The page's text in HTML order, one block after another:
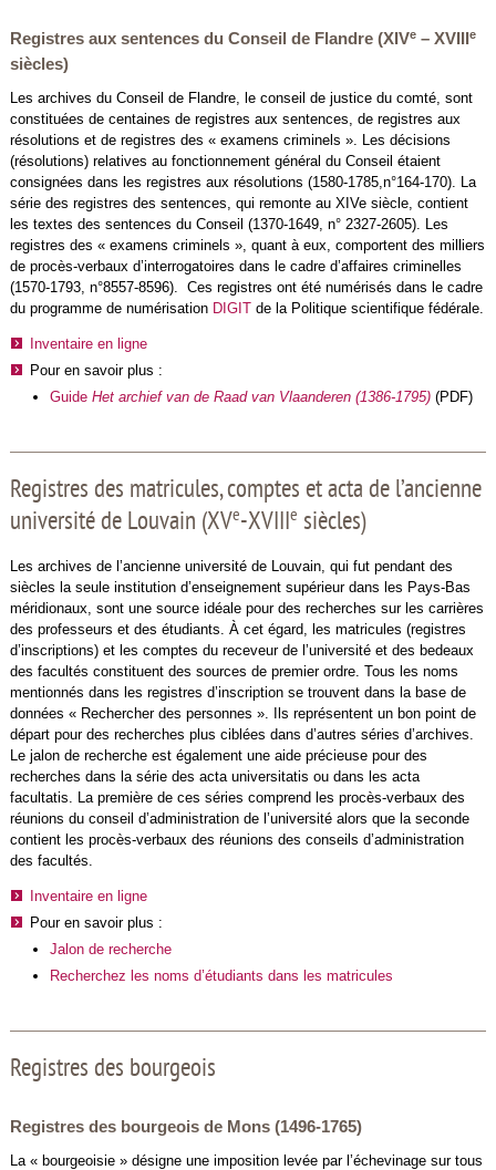
Registres aux sentences du Conseil de Flandre (XIVe– XVIIIe
siècles)
Les archives du Conseil de Flandre, le conseil de justice du comté, sont
constituées de centaines de registres aux sentences, de registres aux
résolutions et de registres des « examens criminels ». Les décisions
(résolutions) relatives au fonctionnement général du Conseil étaient
consignées dans les registres aux résolutions (1580-1785,n°164-170). La
série des registres des sentences, qui remonte au XIVe siècle, contient
les textes des sentences du Conseil (1370-1649, n° 2327-2605). Les
registres des « examens criminels », quant à eux, comportent des milliers
de procès-verbaux d’interrogatoires dans le cadre d’affaires criminelles
(1570-1793, n°8557-8596). Ces registres ont été numérisés dans le cadre
du programme de numérisation DIGITde la Politique scientifique fédérale.
Inventaire en ligne
Pour en savoir plus :
Guide Het archief van de Raad van Vlaanderen (1386-1795) (PDF)
Registres des matricules, comptes et acta de l’ancienne
université de Louvain (XVe-XVIIIe siècles)
Les archives de l’ancienne université de Louvain, qui fut pendant des
siècles la seule institution d’enseignement supérieur dans les Pays-Bas
méridionaux, sont une source idéale pour des recherches sur les carrières
des professeurs et des étudiants. À cet égard, les matricules (registres
d’inscriptions) et les comptes du receveur de l’université et des bedeaux
des facultés constituent des sources de premier ordre. Tous les noms
mentionnés dans les registres d’inscription se trouvent dans la base de
données « Rechercher des personnes ». Ils représentent un bon point de
départ pour des recherches plus ciblées dans d’autres séries d’archives.
Le jalon de recherche est également une aide précieuse pour des
recherches dans la série des acta universitatis ou dans les acta
facultatis. La première de ces séries comprend les procès-verbaux des
réunions du conseil d’administration de l’université alors que la seconde
contient les procès-verbaux des réunions des conseils d’administration
des facultés.
Inventaire en ligne
Pour en savoir plus :
Jalon de recherche
Recherchez les noms d’étudiants dans les matricules
Registres des bourgeois
Registres des bourgeois de Mons (1496-1765)
La « bourgeoisie » désigne une imposition levée par l’échevinage sur tous